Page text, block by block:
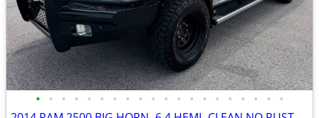
• • • • • • • • • • • • • • • • • • • •